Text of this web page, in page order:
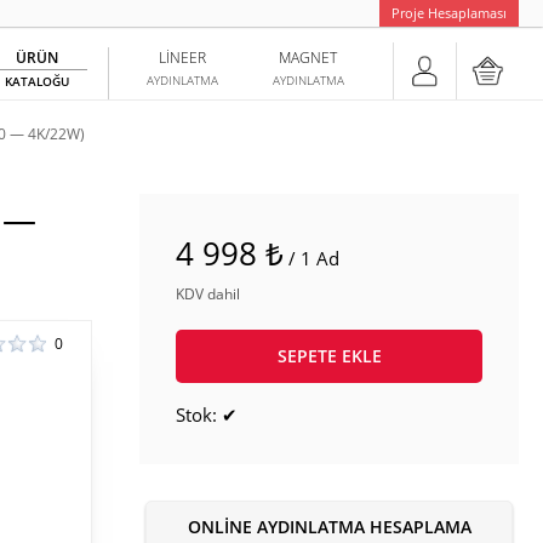
Proje Hesaplaması
MAGNET
AYDINLATMA
LINEER
AYDINLATMA
ÜRÜN
KATALOĞU
— 4K/22W)
—
0
4 998 ₺ / 1 Ad
KDV dahil
SEPETE EKLE
Stok: ✔
ONLINE AYDINLATMA HESAPLAMA